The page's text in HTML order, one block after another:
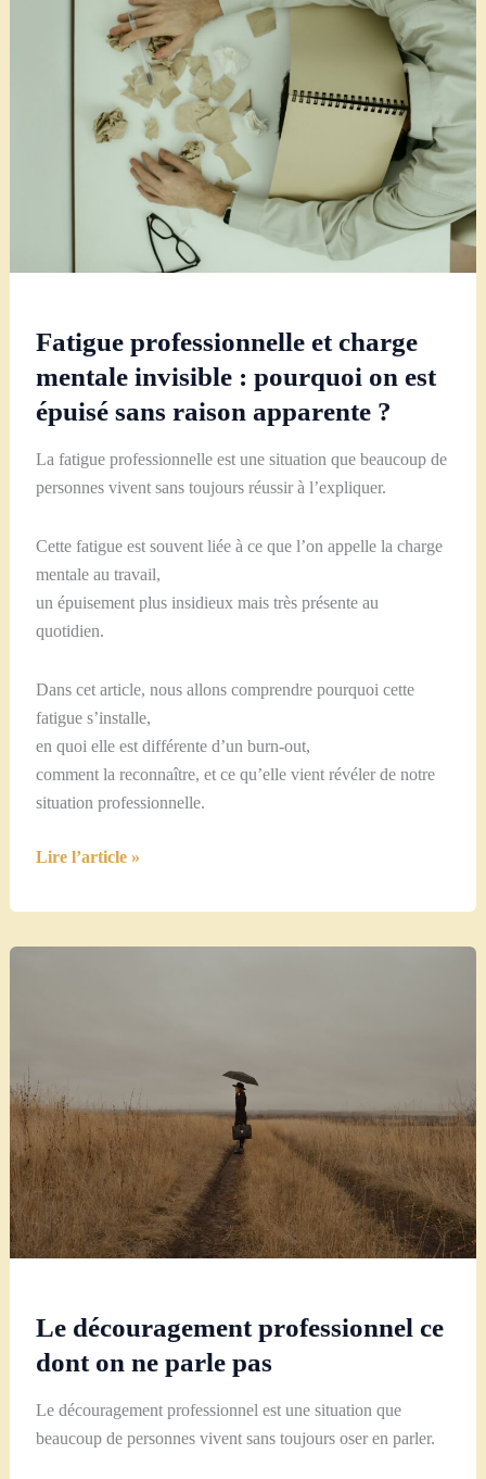
professionnelle
Fatigue professionnelle et charge
mentale invisible : pourquoi on est
épuisé sans raison apparente ?
La fatigue professionnelle est une situation que beaucoup de
personnes vivent sans toujours réussir à l’expliquer.
Cette fatigue est souvent liée à ce que l’on appelle la charge
mentale au travail,
un épuisement plus insidieux mais très présente au
quotidien.
Dans cet article, nous allons comprendre pourquoi cette
fatigue s’installe,
en quoi elle est différente d’un burn-out,
comment la reconnaître, et ce qu’elle vient révéler de notre
situation professionnelle.
Fatigue
et
on
est
épuisé
sans
raison
apparente
?
Lire l’article »
Le découragement professionnel ce
dont on ne parle pas
Le découragement professionnel est une situation que
beaucoup de personnes vivent sans toujours oser en parler.